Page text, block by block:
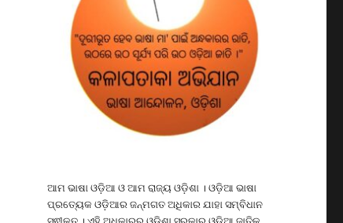
ଆମ ଭାଷା ଓଡ଼ିଆ ଓ ଆମ ରାଜ୍ୟ ଓଡ଼ିଶା । ଓଡ଼ିଆ ଭାଷା
ପ୍ରତ୍ୟେକ ଓଡ଼ିଆର ଜନ୍ମଗତ ଅଧିକାର ଯାହା ସମ୍ବିଧାନ